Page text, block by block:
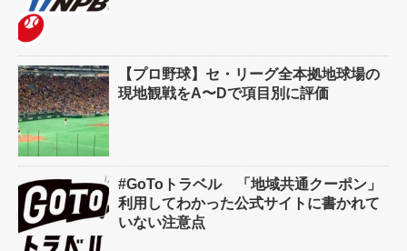
【プロ野球】セ・リーグ全本拠地球場の
現地観戦をA〜Dで項目別に評価
#GoToトラベル 「地域共通クーポン」
利用してわかった公式サイトに書かれて
いない注意点